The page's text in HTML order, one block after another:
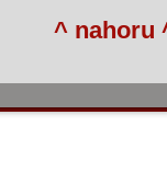
^ nahoru